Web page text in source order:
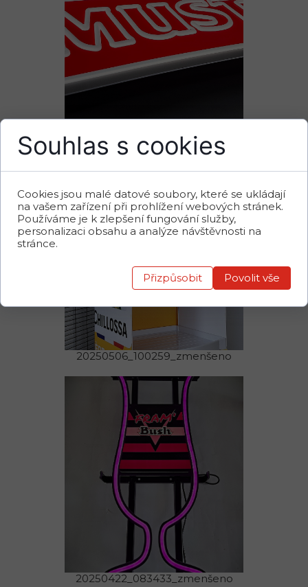
20250424_142937_zmenšené
20250506_100259_zmenšeno
20250422_083433_zmenšeno
Souhlas s cookies
Cookies jsou malé datové soubory, které se ukládají
na vašem zařízení při prohlížení webových stránek.
Používáme je k zlepšení fungování služby,
personalizaci obsahu a analýze návštěvnosti na
stránce.
Přizpůsobit Povolit vše